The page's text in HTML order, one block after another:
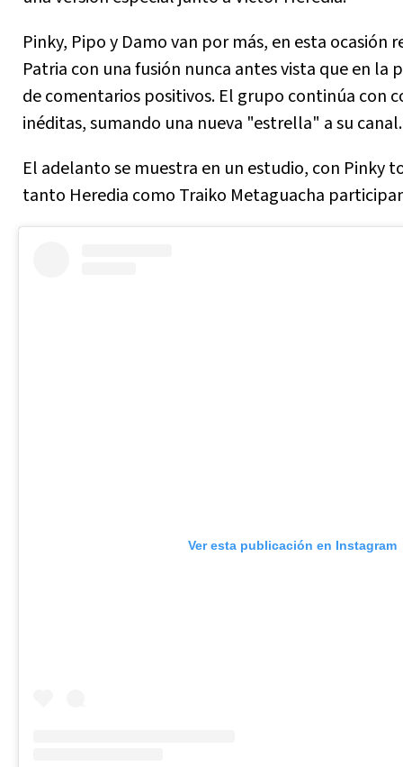
Pinky, Pipo y Damo van por más, en esta ocasión
Patria con una fusión nunca antes vista que en la
de comentarios positivos. El grupo continúa con
inéditas, sumando una nueva "estrella" a su
El adelanto se muestra en un estudio, con Pinky
tanto Heredia como Traiko Metaguacha
Ver esta publicación en Instagram